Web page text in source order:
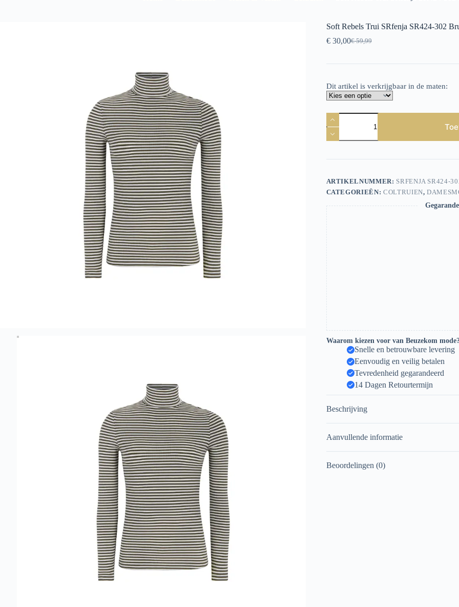
Soft Rebels Trui SRfenja SR424-302
€59,99
Oorspronkelijke
was:
€30,00Huidige
is:
Dit artikel is verkrijgbaar in de maten:
Soft
Rebels
Trui
SRfenja
302
aantal
ARTIKELNUMMER: SRFENJA SR424-
CATEGORIEËN: COLTRUIEN,
Waarom kiezen voor van Beuzekom
Snelle en betrouwbare levering
Eenvoudig en veilig betalen
Tevredenheid gegarandeerd
14 Dagen Retourtermijn
Beschrijving
Aanvullende informatie
Beoordelingen (0)